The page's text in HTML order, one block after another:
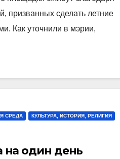
призванных сделать летние
Как уточнили в мэрии,
СРЕДА КУЛЬТУРА, ИСТОРИЯ, РЕЛИГИЯ
один день